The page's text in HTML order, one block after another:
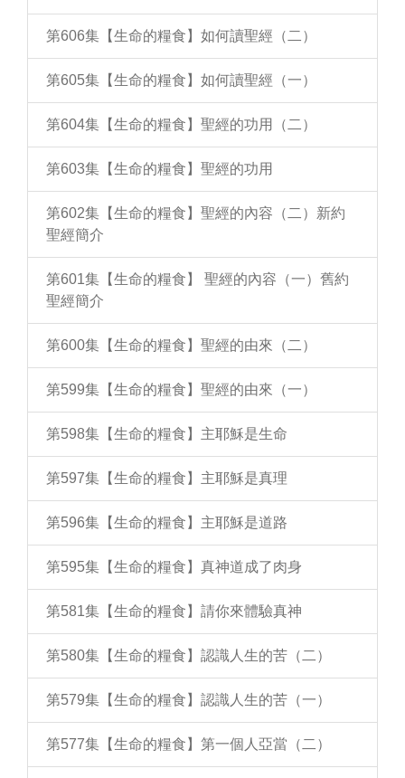
第606集【生命的糧食】如何讀聖經（二）
第605集【生命的糧食】如何讀聖經（一）
第604集【生命的糧食】聖經的功用（二）
第603集【生命的糧食】聖經的功用
第602集【生命的糧食】聖經的內容（二）新約
聖經簡介
第601集【生命的糧食】 聖經的內容（一）舊約
聖經簡介
第600集【生命的糧食】聖經的由來（二）
第599集【生命的糧食】聖經的由來（一）
第598集【生命的糧食】主耶穌是生命
第597集【生命的糧食】主耶穌是真理
第596集【生命的糧食】主耶穌是道路
第595集【生命的糧食】真神道成了肉身
第581集【生命的糧食】請你來體驗真神
第580集【生命的糧食】認識人生的苦（二）
第579集【生命的糧食】認識人生的苦（一）
第577集【生命的糧食】第一個人亞當（二）